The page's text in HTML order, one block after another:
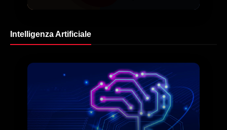
Intelligenza Artificiale